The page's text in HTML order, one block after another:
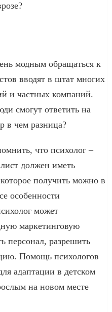
модным обращаться к
вводят в штат многих
и частных компаний.
смогут ответить на
в чем разница?
что психолог –
должен иметь
получить можно в
особенности
может
маркетинговую
персонал, разрешить
Помощь психологов
адаптации в детском
на новом месте